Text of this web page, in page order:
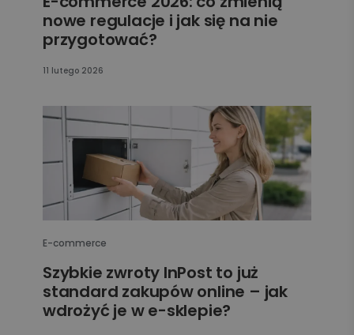
nowe regulacje i jak się na nie
przygotować?
11 lutego 2026
E-commerce
Szybkie zwroty InPost to już
standard zakupów online – jak
wdrożyć je w e-sklepie?